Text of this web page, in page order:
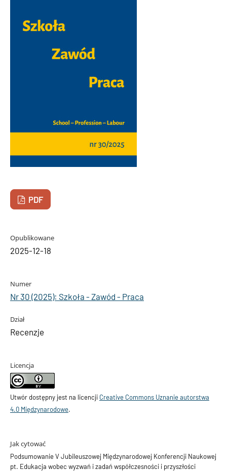
PDF
Opublikowane
2025-12-18
Numer
Nr 30 (2025): Szkoła - Zawód - Praca
Dział
Recenzje
Licencja
Utwór dostępny jest na licencji Creative Commons Uznanie autorstwa
4.0 Międzynarodowe.
Jak cytować
Podsumowanie V Jubileuszowej Międzynarodowej Konferencji Naukowej
pt. Edukacja wobec wyzwań i zadań współczesności i przyszłości